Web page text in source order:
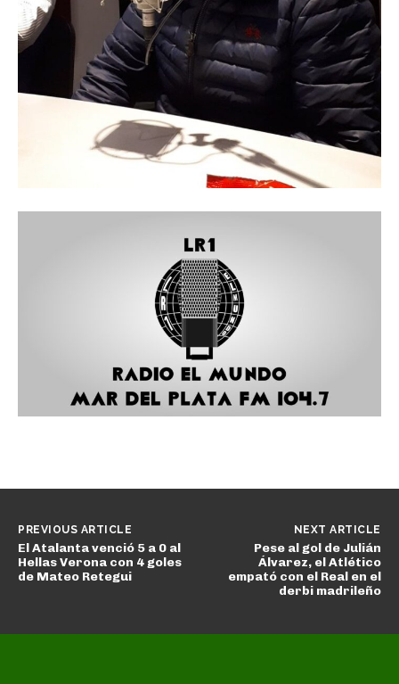
PREVIOUS ARTICLE
El Atalanta venció 5 a 0 al
Hellas Verona con 4 goles
de Mateo Retegui
NEXT ARTICLE
Pese al gol de Julián
Álvarez, el Atlético
empató con el Real en el
derbi madrileño